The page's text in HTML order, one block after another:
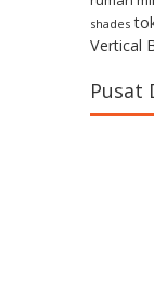
shades
Vertical
Pusat